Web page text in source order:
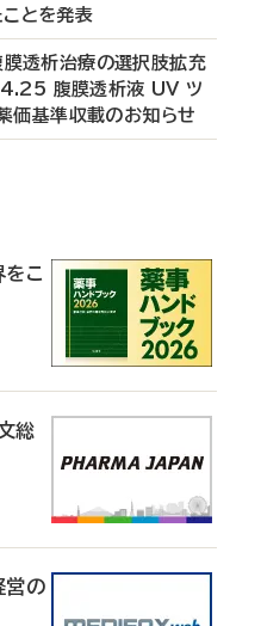
とを発表
透析治療の選択肢拡充
4.25 腹膜透析液 UV ツ
価基準収載のお知らせ
をこ
総
営の